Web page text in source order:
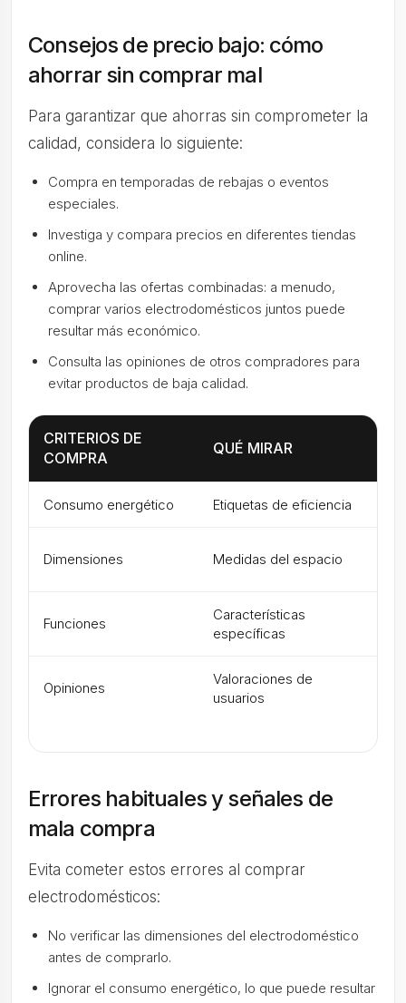
Consejos de precio bajo: cómo
ahorrar sin comprar mal
Para garantizar que ahorras sin comprometer la
calidad, considera lo siguiente:
Compra en temporadas de rebajas o eventos
especiales.
Investiga y compara precios en diferentes tiendas
online.
Aprovecha las ofertas combinadas: a menudo,
comprar varios electrodomésticos juntos puede
resultar más económico.
Consulta las opiniones de otros compradores para
evitar productos de baja calidad.
CRITERIOS DE
COMPRA
QUÉ MIRAR
Consumo energético Etiquetas de eficiencia
Dimensiones Medidas del espacio
Funciones
Características
específicas
Opiniones
Valoraciones de
usuarios
Errores habituales y señales de
mala compra
Evita cometer estos errores al comprar
electrodomésticos:
No verificar las dimensiones del electrodoméstico
antes de comprarlo.
Ignorar el consumo energético, lo que puede resultar